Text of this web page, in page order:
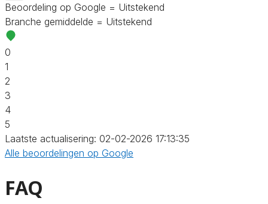
Beoordeling op Google = Uitstekend
Branche gemiddelde = Uitstekend
0
1
2
3
4
5
Laatste actualisering: 02-02-2026 17:13:35
Alle beoordelingen op Google
FAQ